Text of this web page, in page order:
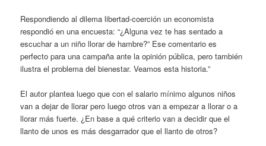
Respondiendo al dilema libertad-coerción un economista
respondió en una encuesta: “¿Alguna vez te has sentado a
escuchar a un niño llorar de hambre?” Ese comentario es
perfecto para una campaña ante la opinión pública, pero también
ilustra el problema del bienestar. Veamos esta historia.”
El autor plantea luego que con el salario mínimo algunos niños
van a dejar de llorar pero luego otros van a empezar a llorar o a
llorar más fuerte. ¿En base a qué criterio van a decidir que el
llanto de unos es más desgarrador que el llanto de otros?